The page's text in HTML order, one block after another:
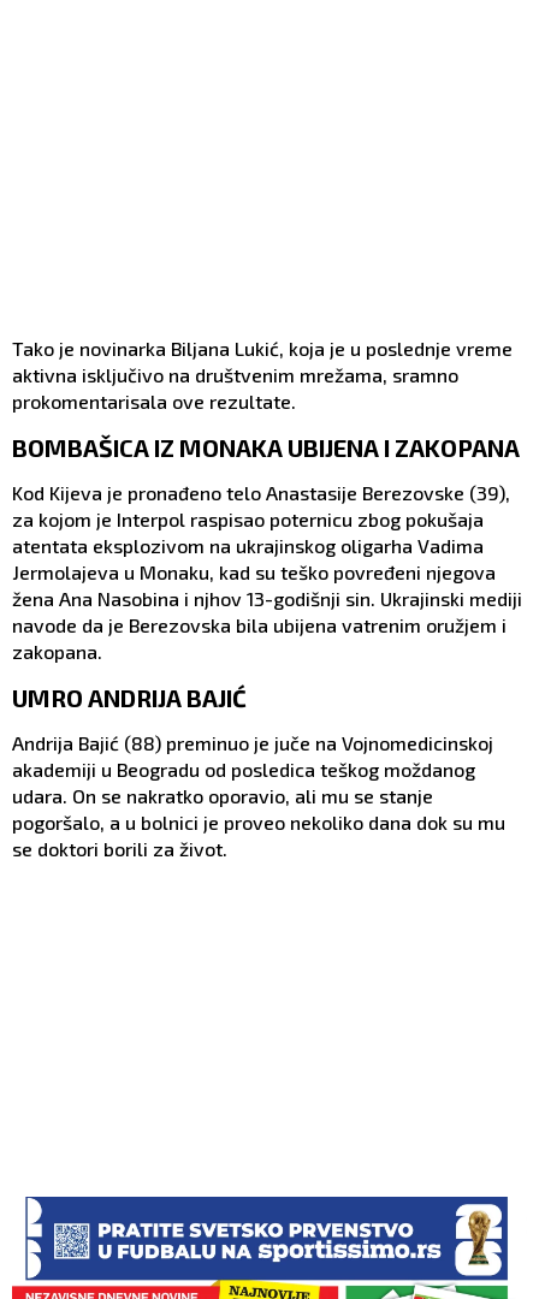
Tako je novinarka Biljana Lukić, koja je u poslednje vreme
aktivna isključivo na društvenim mrežama, sramno
prokomentarisala ove rezultate.
BOMBAŠICA IZ MONAKA UBIJENA I ZAKOPANA
Kod Kijeva je pronađeno telo Anastasije Berezovske (39),
za kojom je Interpol raspisao poternicu zbog pokušaja
atentata eksplozivom na ukrajinskog oligarha Vadima
Jermolajeva u Monaku, kad su teško povređeni njegova
žena Ana Nasobina i njhov 13-godišnji sin. Ukrajinski mediji
navode da je Berezovska bila ubijena vatrenim oružjem i
zakopana.
UMRO ANDRIJA BAJIĆ
Andrija Bajić (88) preminuo je juče na Vojnomedicinskoj
akademiji u Beogradu od posledica teškog moždanog
udara. On se nakratko oporavio, ali mu se stanje
pogoršalo, a u bolnici je proveo nekoliko dana dok su mu
se doktori borili za život.